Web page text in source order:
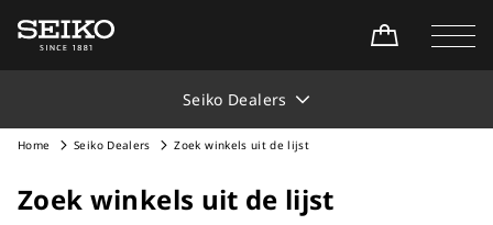
Seiko Dealers
Home Seiko Dealers Zoek winkels uit de lijst
Zoek winkels uit de lijst